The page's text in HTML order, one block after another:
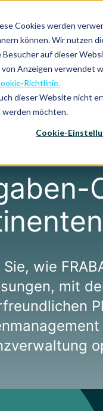
Cookies werden
können. Wir nutzen
auf dieser
Anzeigen verwendet
Richtlinie.
dieser Website nicht
werden möchten.
Cookie-
Sie, wie
mit